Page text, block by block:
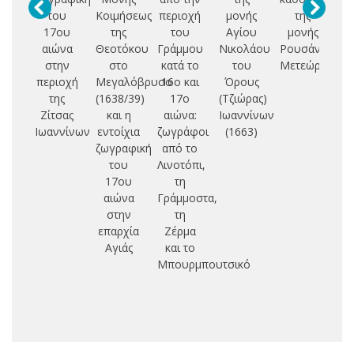
του
17ου
αιώνα
στην
περιοχή
της
Ζίτσας
Ιωαννίνων
Κοιμήσεως
της
Θεοτόκου
στο
Μεγαλόβρυσο
(1638/39)
και η
εντοίχια
ζωγραφική
του
17ου
αιώνα
στην
επαρχία
Αγιάς
περιοχή
του
Γράμμου
κατά το
16ο και
17ο
αιώνα:
ζωγράφοι
από το
Λινοτόπι,
τη
Γράμμοστα,
τη
Ζέρμα
και το
Μπουρμπουτσικό
μονής
Αγίου
Νικολάου
του
Όρους
(Τζιώρας)
Ιωαννίνων
(1663)
της
μονής
Ρουσάνου
Μετεώρων